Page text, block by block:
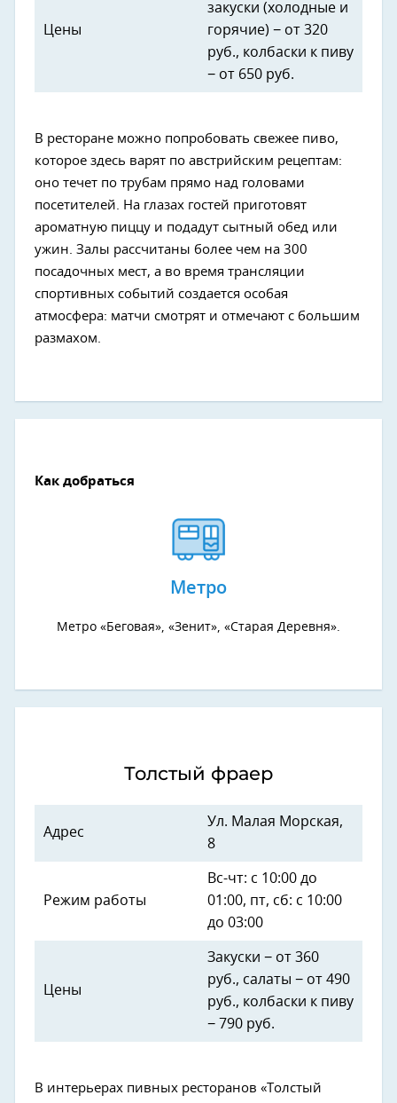
Цены
закуски (холодные и
горячие) − от 320
руб., колбаски к пиву
− от 650 руб.
В ресторане можно попробовать свежее пиво,
которое здесь варят по австрийским рецептам:
оно течет по трубам прямо над головами
посетителей. На глазах гостей приготовят
ароматную пиццу и подадут сытный обед или
ужин. Залы рассчитаны более чем на 300
посадочных мест, а во время трансляции
спортивных событий создается особая
атмосфера: матчи смотрят и отмечают с большим
размахом.
Как добраться
Метро
Метро «Беговая», «Зенит», «Старая Деревня».
Толстый фраер
Адрес
Ул. Малая Морская,
8
Режим работы
Вс-чт: с 10:00 до
01:00, пт, сб: с 10:00
до 03:00
Цены
Закуски − от 360
руб., салаты − от 490
руб., колбаски к пиву
− 790 руб.
В интерьерах пивных ресторанов «Толстый